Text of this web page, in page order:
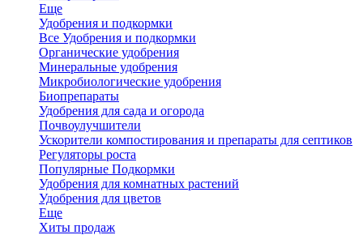
Еще
Удобрения и подкормки
Все Удобрения и подкормки
Органические удобрения
Минеральные удобрения
Микробиологические удобрения
Биопрепараты
Удобрения для сада и огорода
Почвоулучшители
Ускорители компостирования и препараты для септиков
Регуляторы роста
Популярные Подкормки
Удобрения для комнатных растений
Удобрения для цветов
Еще
Хиты продаж